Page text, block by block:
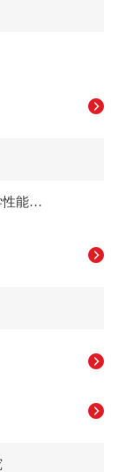
不同骨料类型及取代率再生混凝土轴压力学性能试验研究*